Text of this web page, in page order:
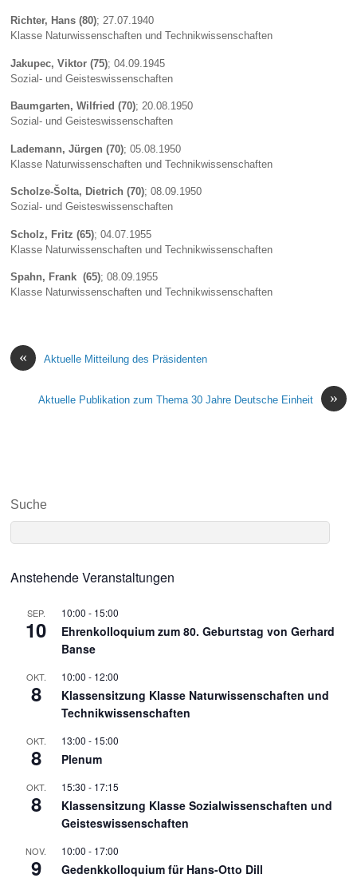
Richter, Hans (80); 27.07.1940
Klasse Naturwissenschaften und Technikwissenschaften
Jakupec, Viktor (75); 04.09.1945
Sozial- und Geisteswissenschaften
Baumgarten, Wilfried (70); 20.08.1950
Sozial- und Geisteswissenschaften
Lademann, Jürgen (70); 05.08.1950
Klasse Naturwissenschaften und Technikwissenschaften
Scholze-Šolta, Dietrich (70); 08.09.1950
Sozial- und Geisteswissenschaften
Scholz, Fritz (65); 04.07.1955
Klasse Naturwissenschaften und Technikwissenschaften
Spahn, Frank (65); 08.09.1955
Klasse Naturwissenschaften und Technikwissenschaften
« Aktuelle Mitteilung des Präsidenten
»
Aktuelle Publikation zum Thema 30 Jahre Deutsche Einheit
Suche
Anstehende Veranstaltungen
SEP.
10
10:00 - 15:00
Ehrenkolloquium zum 80. Geburtstag von Gerhard
Banse
OKT.
8
10:00 - 12:00
Klassensitzung Klasse Naturwissenschaften und
Technikwissenschaften
OKT.
8
13:00 - 15:00
Plenum
OKT.
8
15:30 - 17:15
Klassensitzung Klasse Sozialwissenschaften und
Geisteswissenschaften
NOV.
9
10:00 - 17:00
Gedenkkolloquium für Hans-Otto Dill